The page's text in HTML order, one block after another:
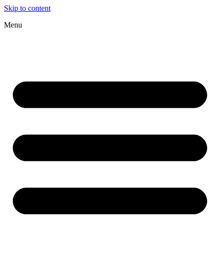
Skip to content
Menu